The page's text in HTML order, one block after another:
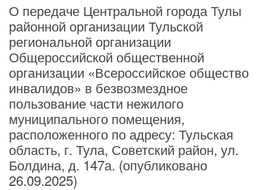
О передаче Центральной города Тулы
районной организации Тульской
региональной организации
Общероссийской общественной
организации «Всероссийское общество
инвалидов» в безвозмездное
пользование части нежилого
муниципального помещения,
расположенного по адресу: Тульская
область, г. Тула, Советский район, ул.
Болдина, д. 147а. (опубликовано
26.09.2025)